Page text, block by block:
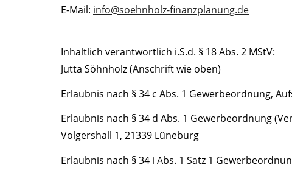
E-Mail: info@soehnholz-finanzplanung.de
Inhaltlich verantwortlich i.S.d. § 18 Abs. 2 MStV:
Jutta Söhnholz (Anschrift wie oben)
Erlaubnis nach § 34 c Abs. 1 Gewerbeordnung,
Erlaubnis nach § 34 d Abs. 1 Gewerbeordnung
Volgershall 1, 21339 Lüneburg
Erlaubnis nach § 34 i Abs. 1 Satz 1